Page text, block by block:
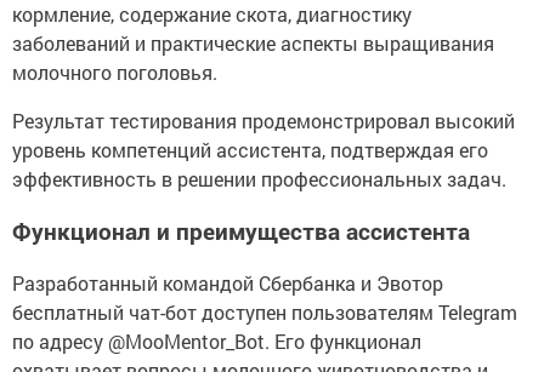
кормление, содержание скота, диагностику
заболеваний и практические аспекты выращивания
молочного поголовья.
Результат тестирования продемонстрировал высокий
уровень компетенций ассистента, подтверждая его
эффективность в решении профессиональных задач.
Функционал и преимущества ассистента
Разработанный командой Сбербанка и Эвотор
бесплатный чат-бот доступен пользователям Telegram
по адресу @MooMentor_Bot. Его функционал